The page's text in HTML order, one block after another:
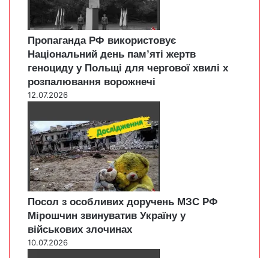
Пропаганда РФ використовує
Національний день пам’яті жертв
геноциду у Польщі для чергової хвилі х
розпалювання ворожнечі
12.07.2026
Посол з особливих доручень МЗС РФ
Мірошчин звинуватив Україну у
військових злочинах
10.07.2026